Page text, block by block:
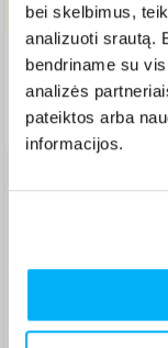
bei skelbimus,
analizuoti srautą.
bendriname su
analizės
pateiktos arba
informacijos.
Pristatymas
Nemokamas 24
Venipak
Rugpjūtis 11d. -
Atsiėmimas
Rugpjūtis 11d. -